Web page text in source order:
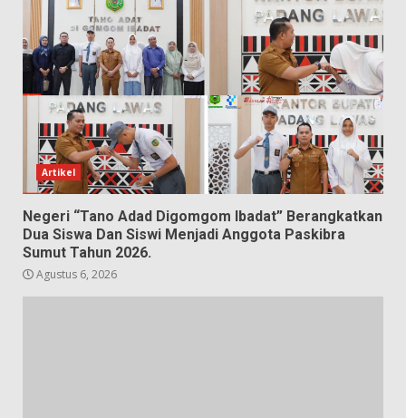
Artikel
Negeri “Tano Adad Digomgom Ibadat” Berangkatkan
Dua Siswa Dan Siswi Menjadi Anggota Paskibra
Sumut Tahun 2026.
Agustus 6, 2026